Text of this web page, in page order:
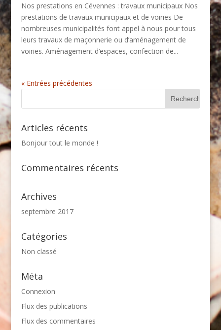
Nos prestations en Cévennes : travaux municipaux Nos
prestations de travaux municipaux et de voiries De
nombreuses municipalités font appel à nous pour tous
leurs travaux de maçonnerie ou d’aménagement de
voiries. Aménagement d’espaces, confection de...
« Entrées précédentes
Articles récents
Bonjour tout le monde !
Commentaires récents
Archives
septembre 2017
Catégories
Non classé
Méta
Connexion
Flux des publications
Flux des commentaires